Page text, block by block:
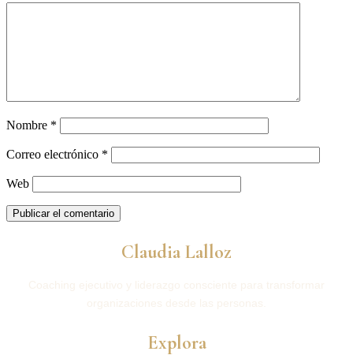
Nombre *
Correo electrónico *
Web
Claudia Lalloz
Explora